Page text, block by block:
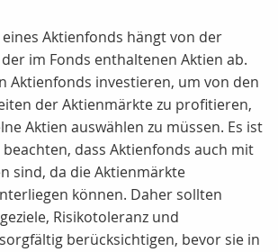
Aktienfonds hängt von der
im Fonds enthaltenen Aktien ab.
Aktienfonds investieren, um von den
der Aktienmärkte zu profitieren,
Aktien auswählen zu müssen. Es ist
dass Aktienfonds auch mit
sind, da die Aktienmärkte
können. Daher sollten
Risikotoleranz und
berücksichtigen, bevor sie in